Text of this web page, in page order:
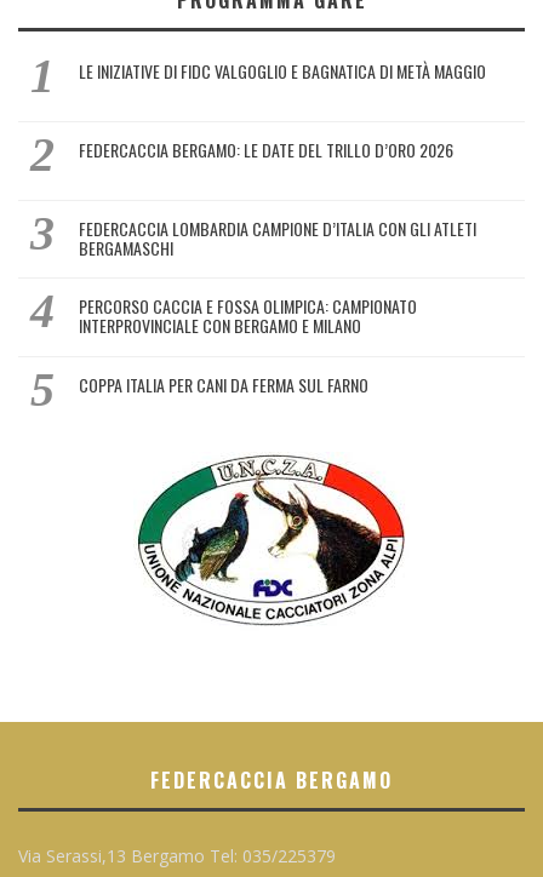
LE INIZIATIVE DI FIDC VALGOGLIO E BAGNATICA DI METÀ MAGGIO
FEDERCACCIA BERGAMO: LE DATE DEL TRILLO D’ORO 2026
FEDERCACCIA LOMBARDIA CAMPIONE D’ITALIA CON GLI ATLETI
BERGAMASCHI
PERCORSO CACCIA E FOSSA OLIMPICA: CAMPIONATO
INTERPROVINCIALE CON BERGAMO E MILANO
COPPA ITALIA PER CANI DA FERMA SUL FARNO
FEDERCACCIA BERGAMO
Via Serassi,13 Bergamo Tel: 035/225379